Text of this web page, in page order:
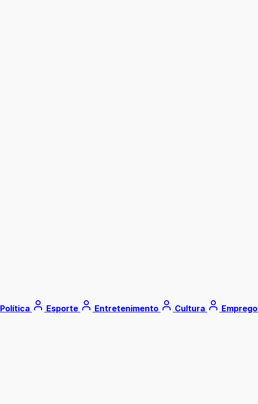
Política Esporte Entretenimento Cultura Emprego